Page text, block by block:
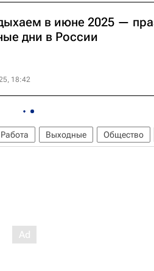
в июне 2025 —
дни в России
18:42
Работа Выходные Общество